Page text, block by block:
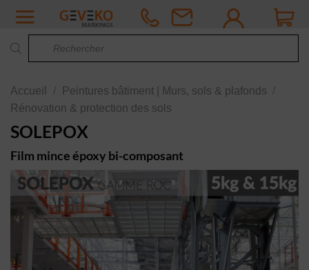
Passer
contenu
Accueil Peintures bâtiment | Murs, sols & plafonds
Rénovation & protection des sols
SOLEPOX
Film mince époxy bi-composant